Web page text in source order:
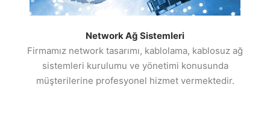
Network Ağ Sistemleri
Firmamız network tasarımı, kablolama, kablosuz ağ
sistemleri kurulumu ve yönetimi konusunda
müşterilerine profesyonel hizmet vermektedir.